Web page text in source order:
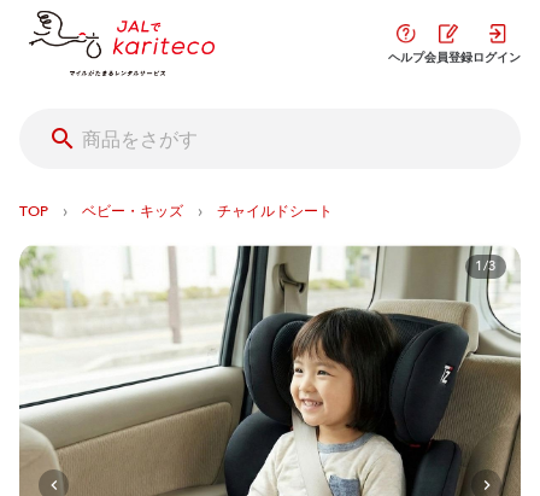
ヘルプ会員登録ログイン
TOP › ベビー・キッズ › チャイルドシート
1/3